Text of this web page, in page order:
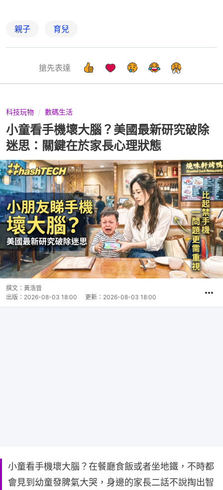
親子 育兒
搶先表達
科技玩物 數碼生活
小童看手機壞大腦？美國最新研究破除
迷思：關鍵在於家長心理狀態
撰文： 黃浩晉
出版： 2026-08-03 18:00 更新： 2026-08-03 18:00
小童看手機壞大腦？在餐廳食飯或者坐地鐵，不時都
會見到幼童發脾氣大哭，身邊的家長二話不說掏出智